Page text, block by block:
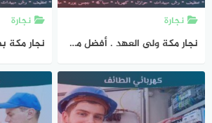
نجارة
نجار مكة ولى العهد . أفضل معلم نجارة ولي العهد 0543693221 المثالى للنجارة
نجارة